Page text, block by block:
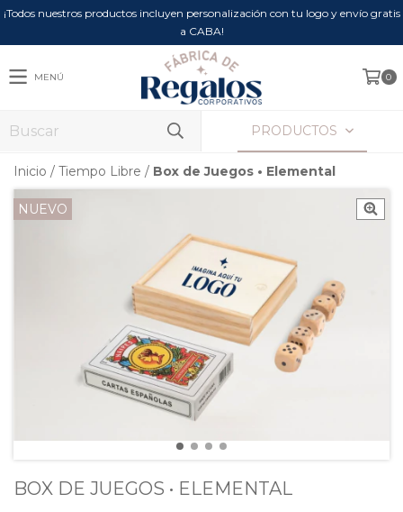
¡Todos nuestros productos incluyen personalización con tu logo y envío gratis
a CABA!
MENÚ 0
PRODUCTOS
Inicio / Tiempo Libre / Box de Juegos • Elemental
NUEVO
BOX DE JUEGOS • ELEMENTAL